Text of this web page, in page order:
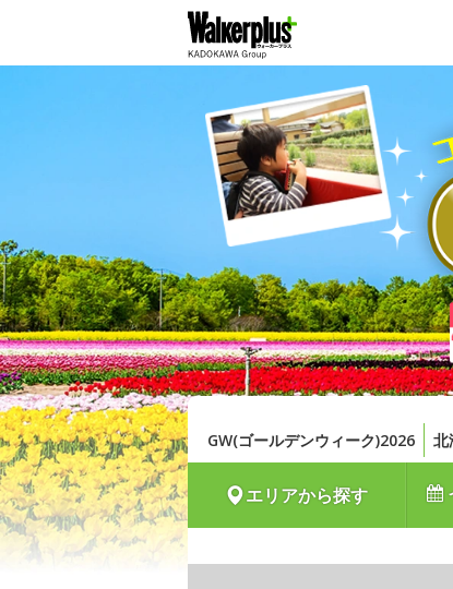
GW(ゴールデンウィーク)2026 北
エリアから探す